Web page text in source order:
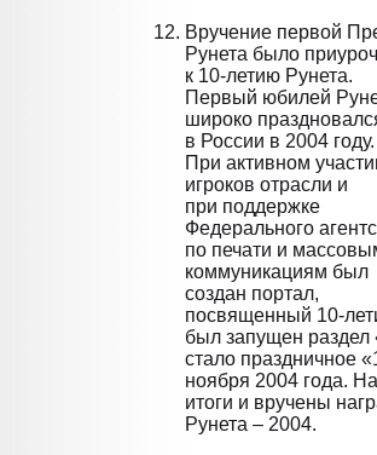
Вручение первой
Рунета было
к 10-летию Рунета.
Первый юбилей
широко
в России в 2004 году.
При активном
игроков отрасли и
при поддержке
Федерального
по печати и
коммуникациям был
создан портал,
посвященный 10-
был запущен раздел
стало праздничное
ноября 2004 года.
итоги и вручены
Рунета – 2004.